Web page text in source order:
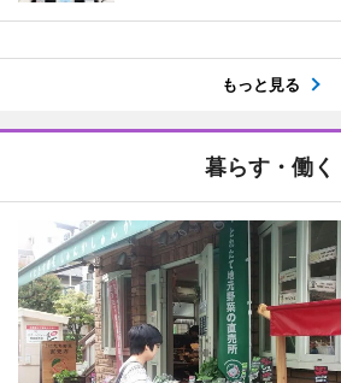
もっと見る
暮らす・働く